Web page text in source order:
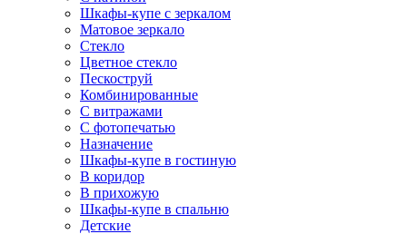
Шкафы-купе с зеркалом
Матовое зеркало
Стекло
Цветное стекло
Пескоструй
Комбинированные
С витражами
С фотопечатью
Назначение
Шкафы-купе в гостиную
В коридор
В прихожую
Шкафы-купе в спальню
Детские